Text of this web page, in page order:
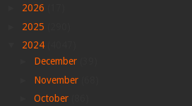
2026
2025
2024
December
November
October